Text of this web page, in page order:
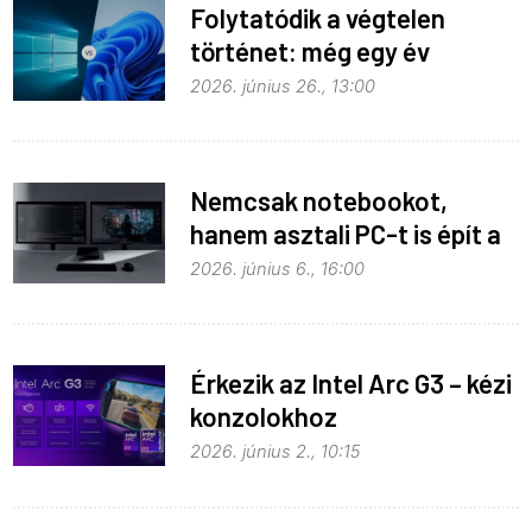
Folytatódik a végtelen
történet: még egy év
haladék a Windows 10-nek
2026. június 26., 13:00
Nemcsak notebookot,
hanem asztali PC-t is épít a
Microsoft az RTX Spark köré
2026. június 6., 16:00
Érkezik az Intel Arc G3 – kézi
konzolokhoz
2026. június 2., 10:15